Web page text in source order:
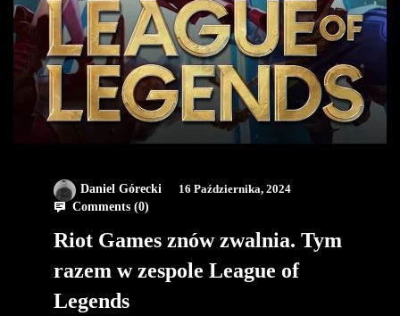
Daniel Górecki
16 Października, 2024
Comments (0)
Riot Games znów zwalnia. Tym
razem w zespole League of
Legends